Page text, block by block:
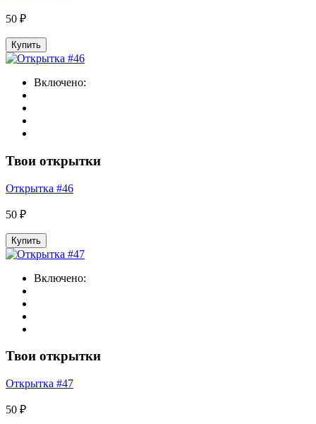
50 ₽
Купить
Включено:
Твои открытки
Открытка #46
50 ₽
Купить
Включено:
Твои открытки
Открытка #47
50 ₽